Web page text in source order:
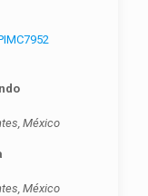
México
México